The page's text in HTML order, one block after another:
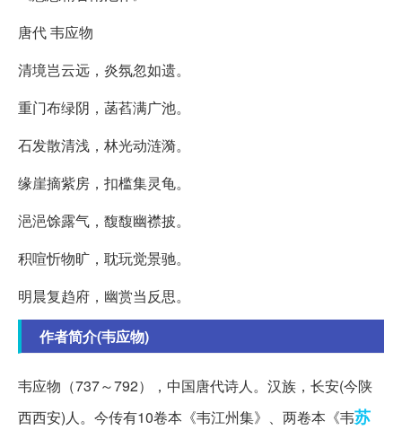
唐代 韦应物
清境岂云远，炎氛忽如遗。
重门布绿阴，菡萏满广池。
石发散清浅，林光动涟漪。
缘崖摘紫房，扣槛集灵龟。
浥浥馀露气，馥馥幽襟披。
积喧忻物旷，耽玩觉景驰。
明晨复趋府，幽赏当反思。
作者简介(韦应物)
韦应物（737～792），中国唐代诗人。汉族，长安(今陕
西西安)人。今传有10卷本《韦江州集》、两卷本《韦苏